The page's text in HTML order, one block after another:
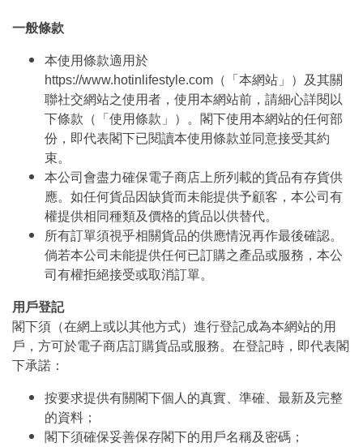
一般條款
本使用條款適用於
https://www.hotinlifestyle.com（「本網站」）及其關
聯社交網站之使用者，使用本網站前，請細心詳閱以
下條款（「使用條款」）。閣下使用本網站的任何部
份，即代表閣下已閱讀本使用條款並同意接受其約
束。
本公司會盡力確保電子商店上所列載的貨品有存貨供
應。如任何貨品因缺貨而未能提供予顧客，本公司有
權提供相同種類及價格的貨品以供替代。
所有訂單須視乎相關貨品的供應情況再作最後確認。
倘若本公司未能提供任何已訂購之產品或服務，本公
司有權拒絕接受或取消訂單。
用戶登記
閣下須（在網上或以其他方式）進行登記成為本網站的用
戶，方可於電子商店訂購貨品或服務。在登記時，即代表閣
下承諾：
按要求提供有關閣下個人的真實、準確、最新及完整
的資料；
閣下須確保妥善保存閣下的用戶名稱及密碼；